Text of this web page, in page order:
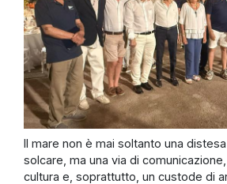
Il mare non è mai soltanto una
solcare, ma una via di
cultura e, soprattutto, un custode di